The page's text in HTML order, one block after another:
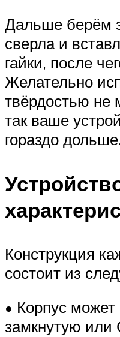
Дальше берём
сверла и
гайки, после
Желательно
твёрдостью не
так ваше
гораздо
Конструкция
состоит из
• Корпус
замкнутую